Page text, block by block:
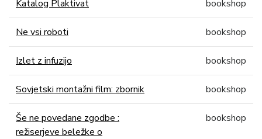
Katalog Plaktivat bookshop
Ne vsi roboti bookshop
Izlet z infuzijo bookshop
Sovjetski montažni film: zbornik bookshop
Še ne povedane zgodbe :
režiserjeve beležke o
bookshop